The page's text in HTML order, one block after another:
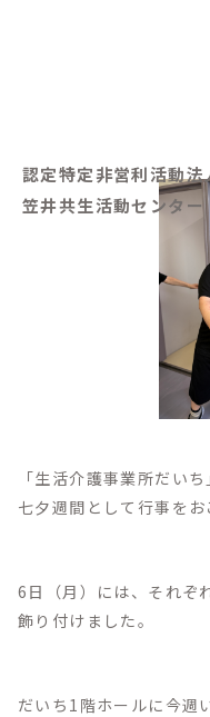
認定特定非営利活動法
笠井共生活動センター
【だいち】七
「生活介護事業所だい
七夕週間として行事をお
6日（月）には、それぞ
飾り付けました。
だいち1階ホールに今週